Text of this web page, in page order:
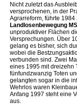
Nicht zuletzt das
versprochenen, in der
Agrarreform, führte
Landlosenbewegung
unproduktiver Flächen
Versprechungen. Über
gelang es bisher, sich
wobei die
verbunden sind. Zwei
eines 1995 mit dreizehn
fünfundzwanzig Toten
gelangten sogar in die
Wehrlos waren
Anfang 1997 steht eine
aus.